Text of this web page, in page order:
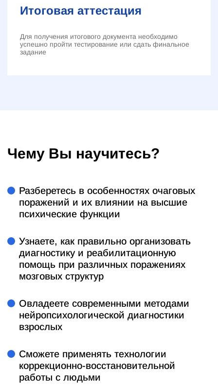
Итоговая аттестация
Для получения итогового документа необходимо
успешно пройти тестирование или сдать финальное
задание
Чему Вы научитесь?
Разберетесь в особенностях очаговых
поражений и их влиянии на высшие
психические функции
Узнаете, как правильно организовать
диагностику и реабилитационную
помощь при различных поражениях
мозговых структур
Овладеете современными методами
нейропсихологической диагностики
взрослых
Сможете применять технологии
коррекционно-восстановительной
работы с людьми